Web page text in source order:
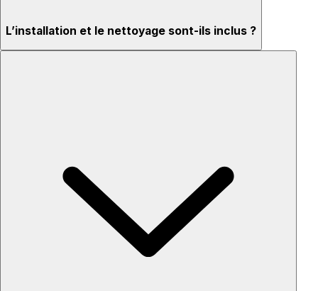
L’installation et le nettoyage sont-ils inclus ?